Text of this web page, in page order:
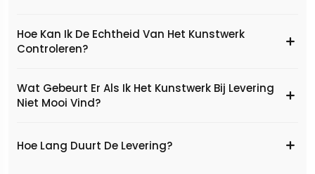
Hoe Kan Ik De Echtheid Van Het Kunstwerk
Controleren?
Wat Gebeurt Er Als Ik Het Kunstwerk Bij Levering
Niet Mooi Vind?
Hoe Lang Duurt De Levering?